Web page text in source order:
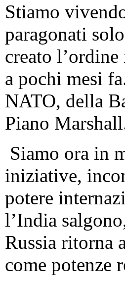
Stiamo
paragonati
creato
a pochi mesi
NATO, della
Piano
Siamo ora in
iniziative,
potere
l’India
Russia ritorna
come potenze